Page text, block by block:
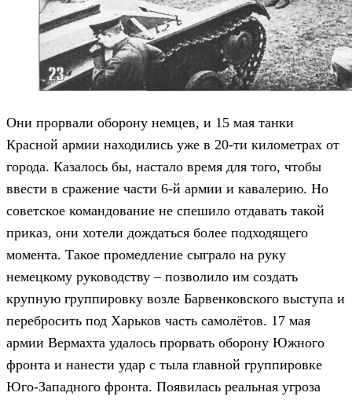
Они прорвали оборону немцев, и 15 мая танки
Красной армии находились уже в 20-ти километрах от
города. Казалось бы, настало время для того, чтобы
ввести в сражение части 6-й армии и кавалерию. Но
советское командование не спешило отдавать такой
приказ, они хотели дождаться более подходящего
момента. Такое промедление сыграло на руку
немецкому руководству – позволило им создать
крупную группировку возле Барвенковского выступа и
перебросить под Харьков часть самолётов. 17 мая
армии Вермахта удалось прорвать оборону Южного
фронта и нанести удар с тыла главной группировке
Юго-Западного фронта. Появилась реальная угроза